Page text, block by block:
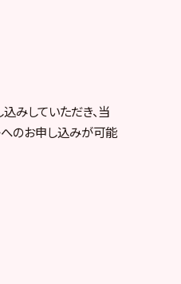
みしていただき、当
のお申し込みが可能